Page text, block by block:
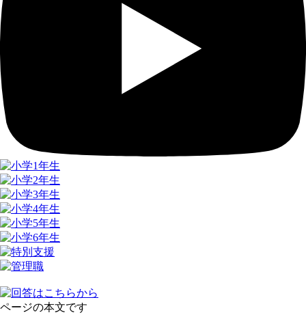
ページの本文です